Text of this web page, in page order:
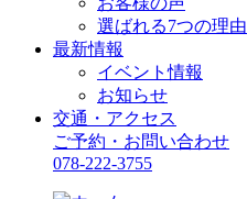
選ばれる7つの理由
最新情報
イベント情報
お知らせ
交通・アクセス
ご予約・お問い合わせ
078-222-3755